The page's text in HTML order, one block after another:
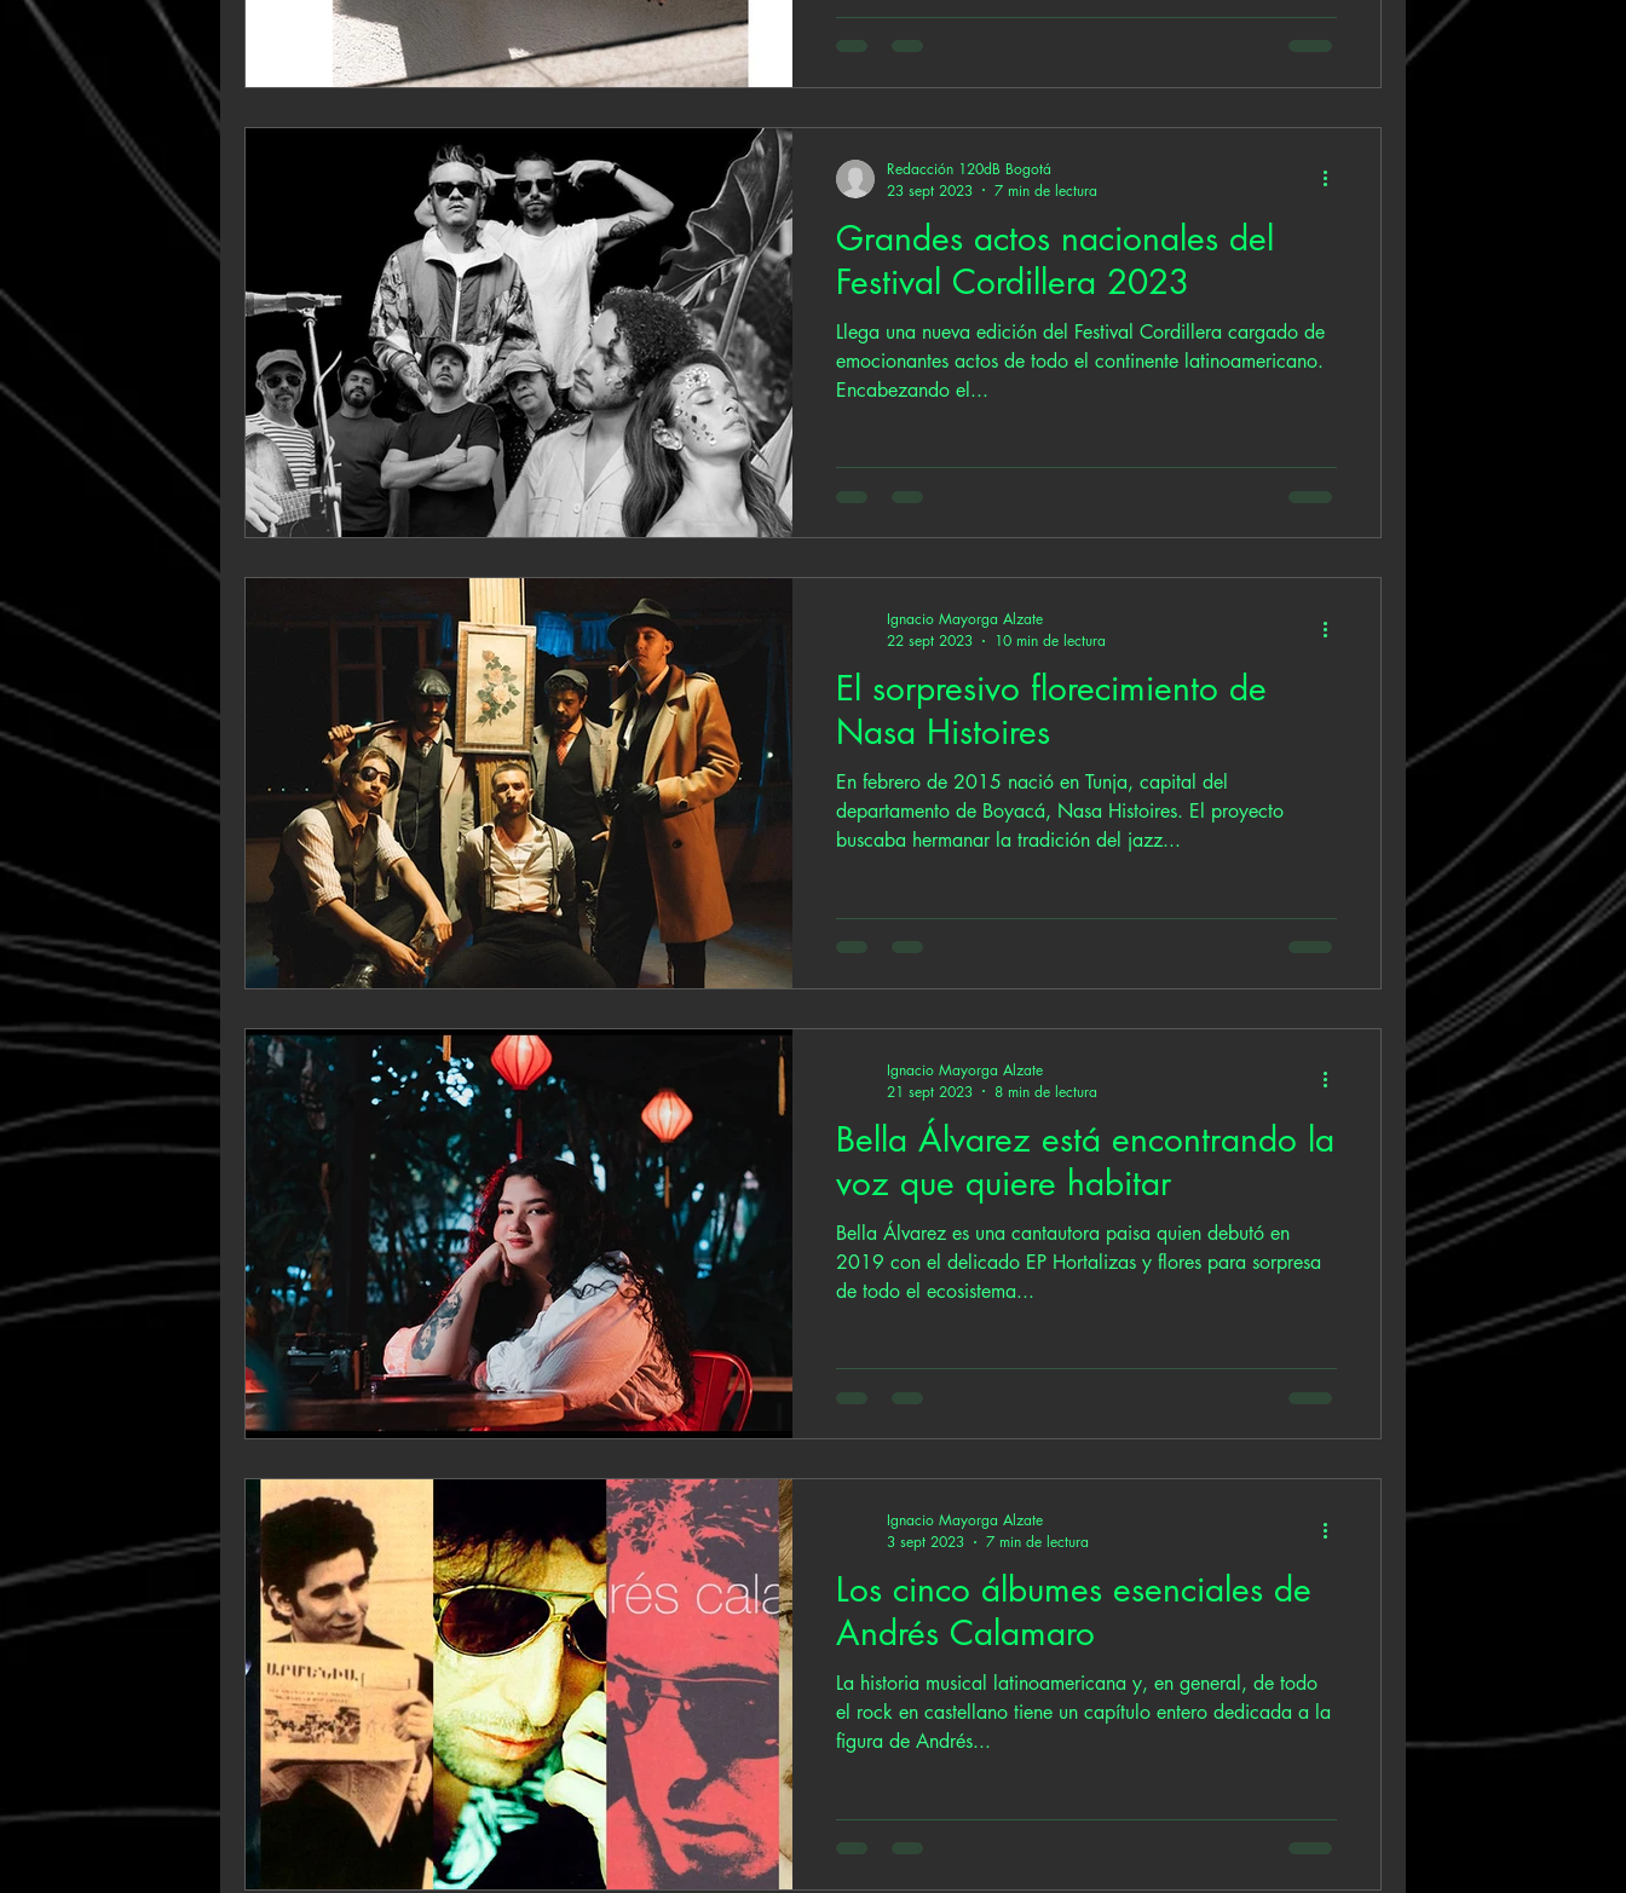
Grandes actos nacionales del
Festival Cordillera 2023
Llega una nueva edición del Festival Cordillera cargado de
emocionantes actos de todo el continente latinoamericano.
Encabezando el...
Redacción 120dB Bogotá
23 sept 2023
7 min de lectura
El sorpresivo florecimiento de
Nasa Histoires
En febrero de 2015 nació en Tunja, capital del
departamento de Boyacá, Nasa Histoires. El proyecto
buscaba hermanar la tradición del jazz...
Ignacio Mayorga Alzate
22 sept 2023
10 min de lectura
Bella Álvarez está encontrando la
voz que quiere habitar
Bella Álvarez es una cantautora paisa quien debutó en
2019 con el delicado EP Hortalizas y flores para sorpresa
de todo el ecosistema...
Ignacio Mayorga Alzate
21 sept 2023
8 min de lectura
Los cinco álbumes esenciales de
Andrés Calamaro
La historia musical latinoamericana y, en general, de todo
el rock en castellano tiene un capítulo entero dedicada a la
figura de Andrés...
Ignacio Mayorga Alzate
3 sept 2023
7 min de lectura